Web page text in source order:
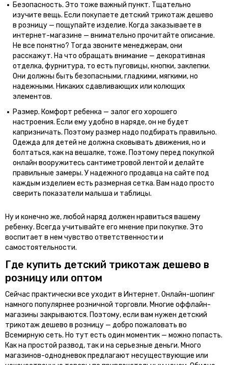
Безопасность. Это тоже важный пункт. Тщательно
изучите вещь. Если покупаете детский трикотаж дешево
в розницу — пощупайте изделие. Когда заказываете в
интернет-магазине — внимательно прочитайте описание.
Не все понятно? Тогда звоните менеджерам, они
расскажут. На что обращать внимание — декоративная
отделка, фурнитура, то есть пуговицы, кнопки, заклепки.
Они должны быть безопасными, гладкими, мягкими, но
надежными. Никаких сдавливающих или колющих
элементов.
Размер. Комфорт ребенка — залог его хорошего
настроения. Если ему удобно в наряде, он не будет
капризничать. Поэтому размер надо подбирать правильно.
Одежда для детей не должна сковывать движения, но и
болтаться, как на вешалке, тоже. Поэтому перед покупкой
онлайн вооружитесь сантиметровой лентой и делайте
правильные замеры. У надежного продавца на сайте под
каждым изделием есть размерная сетка. Вам надо просто
сверить показатели малыша и таблицы.
Ну и конечно же, любой наряд должен нравиться вашему
ребенку. Всегда учитывайте его мнение при покупке. Это
воспитает в нем чувство ответственности и
самостоятельности.
Где купить детский трикотаж дешево в
розницу или оптом
Сейчас практически все уходит в Интернет. Онлайн-шопинг
намного популярнее розничной торговли. Многие оффлайн-
магазины закрываются. Поэтому, если вам нужен детский
трикотаж дешево в розницу — добро пожаловать во
Всемирную сеть. Но тут есть один моментик — можно попасть.
Как на простой развод, так и на серьезные деньги. Много
магазинов-однодневок предлагают несуществующие или